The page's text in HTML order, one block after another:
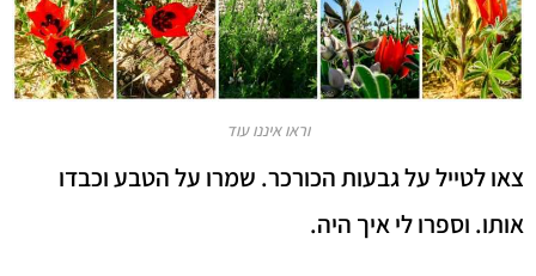
וראו איננו עוד
צאו לטייל על גבעות הכורכר. שמרו על הטבע וכבדו
אותו. וספרו לי איך היה.